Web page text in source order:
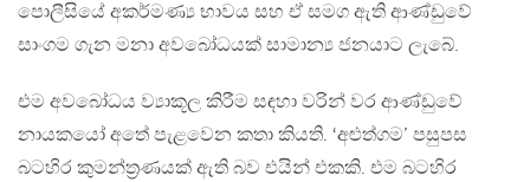
පොලීසියේ අකර්මණ්‍ය භාවය සහ ඒ සමග ඇති ආණ්ඩුවේ
සාංගම ගැන මනා අවබෝධයක් සාමාන්‍ය ජනයාට ලැබේ.
එම අවබෝධය ව්‍යාකූල කිරීම සඳහා වරින් වර ආණ්ඩුවේ
නායකයෝ අතේ පැළවෙන කතා කියති. ‘අළුත්ගම’ පසුපස
බටහිර කුමන්ත‍්‍රණයක් ඇති බව එයින් එකකි. එම බටහිර